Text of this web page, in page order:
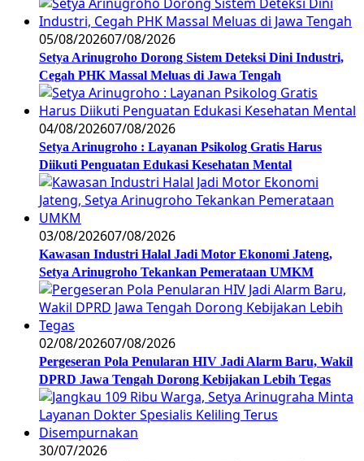
05/08/202607/08/2026
Setya Arinugroho Dorong Sistem Deteksi Dini Industri,
Cegah PHK Massal Meluas di Jawa Tengah
04/08/202607/08/2026
Setya Arinugroho : Layanan Psikolog Gratis Harus
Diikuti Penguatan Edukasi Kesehatan Mental
03/08/202607/08/2026
Kawasan Industri Halal Jadi Motor Ekonomi Jateng,
Setya Arinugroho Tekankan Pemerataan UMKM
02/08/202607/08/2026
Pergeseran Pola Penularan HIV Jadi Alarm Baru, Wakil
DPRD Jawa Tengah Dorong Kebijakan Lebih Tegas
30/07/2026